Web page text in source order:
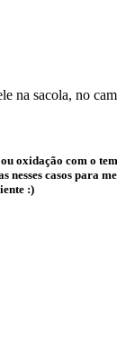
na sacola, no
com o
casos para
:)